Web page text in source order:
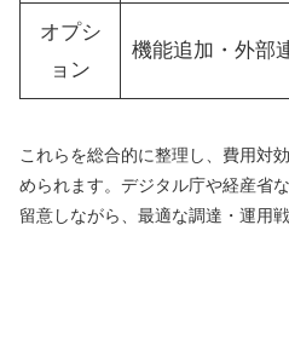
オプシ
ョン
機能追加・外部
これらを総合的に整理し、費用対
められます。デジタル庁や経産省
留意しながら、最適な調達・運用